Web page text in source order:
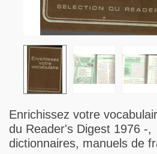
Enrichissez votre
du Reader's Digest 1976 -,
dictionnaires, manuels de